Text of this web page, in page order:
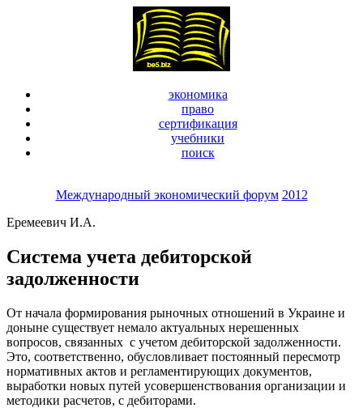
экономика
право
сертификация
учебники
поиск
Международный экономический форум 2012
Еремеевич И.А.
Система учета дебиторской
задолженности
От начала формирования рыночных отношений в Украине и
доныне существует немало актуальных нерешенных
вопросов, связанных с учетом дебиторской задолженности.
Это, соответственно, обусловливает постоянный пересмотр
нормативных актов и регламентирующих документов,
выработки новых путей усовершенствования организации и
методики расчетов, с дебиторами.